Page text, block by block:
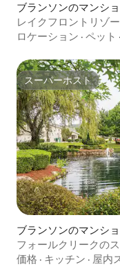
ブランソンのマンシ
レイクフロントリゾ
アム
ロケーション · ペット ·
スーパーホスト
スーパーホスト
ブランソンのマンシ
フォールクリークの
価格 · キッチン · 屋内